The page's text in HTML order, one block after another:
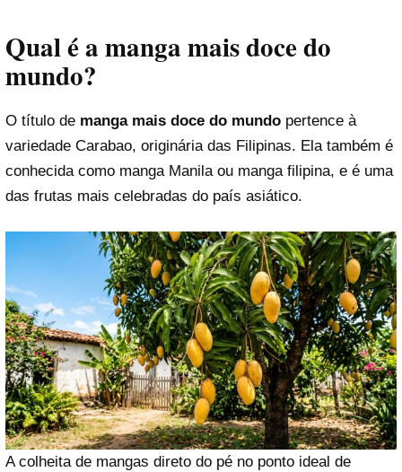
Qual é a manga mais doce do
mundo?
O título de manga mais doce do mundo pertence à
variedade Carabao, originária das Filipinas. Ela também é
conhecida como manga Manila ou manga filipina, e é uma
das frutas mais celebradas do país asiático.
A colheita de mangas direto do pé no ponto ideal de